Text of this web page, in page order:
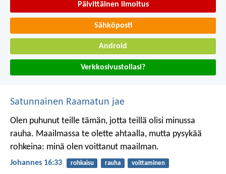
Päivittäinen ilmoitus
Sähköposti
Android
Verkkosivustollasi?
Satunnainen Raamatun jae
Olen puhunut teille tämän, jotta teillä olisi minussa
rauha. Maailmassa te olette ahtaalla, mutta pysykää
rohkeina: minä olen voittanut maailman.
Johannes 16:33 rohkaisu rauha voittaminen